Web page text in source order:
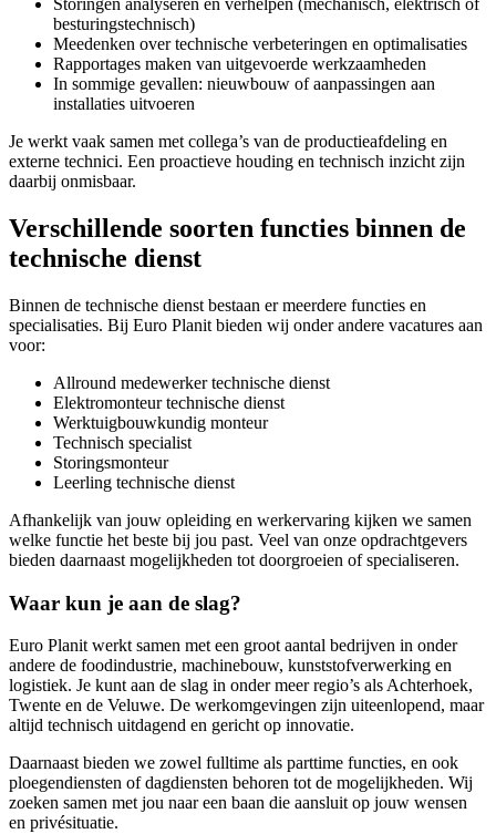
Storingen analyseren en verhelpen (mechanisch, elektrisch of
besturingstechnisch)
Meedenken over technische verbeteringen en optimalisaties
Rapportages maken van uitgevoerde werkzaamheden
In sommige gevallen: nieuwbouw of aanpassingen aan
installaties uitvoeren
Je werkt vaak samen met collega’s van de productieafdeling en
externe technici. Een proactieve houding en technisch inzicht zijn
daarbij onmisbaar.
Verschillende soorten functies binnen de
technische dienst
Binnen de technische dienst bestaan er meerdere functies en
specialisaties. Bij Euro Planit bieden wij onder andere vacatures aan
voor:
Allround medewerker technische dienst
Elektromonteur technische dienst
Werktuigbouwkundig monteur
Technisch specialist
Storingsmonteur
Leerling technische dienst
Afhankelijk van jouw opleiding en werkervaring kijken we samen
welke functie het beste bij jou past. Veel van onze opdrachtgevers
bieden daarnaast mogelijkheden tot doorgroeien of specialiseren.
Waar kun je aan de slag?
Euro Planit werkt samen met een groot aantal bedrijven in onder
andere de foodindustrie, machinebouw, kunststofverwerking en
logistiek. Je kunt aan de slag in onder meer regio’s als Achterhoek,
Twente en de Veluwe. De werkomgevingen zijn uiteenlopend, maar
altijd technisch uitdagend en gericht op innovatie.
Daarnaast bieden we zowel fulltime als parttime functies, en ook
ploegendiensten of dagdiensten behoren tot de mogelijkheden. Wij
zoeken samen met jou naar een baan die aansluit op jouw wensen
en privésituatie.